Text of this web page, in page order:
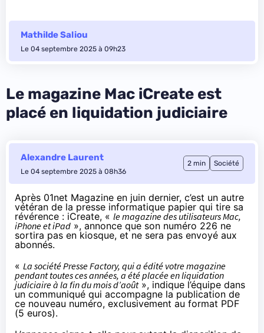
Mathilde Saliou
Le 04 septembre 2025 à 09h23
Le magazine Mac iCreate est
placé en liquidation judiciaire
Alexandre Laurent
Le 04 septembre 2025 à 08h36
2 min Société
Après 01net Magazine en juin dernier, c’est un autre
vétéran de la presse informatique papier qui tire sa
révérence : iCreate, « le magazine des utilisateurs Mac,
iPhone et iPad », annonce que son numéro 226 ne
sortira pas en kiosque, et ne sera pas envoyé aux
abonnés.
« La société Presse Factory, qui a édité votre magazine
pendant toutes ces années, a été placée en liquidation
judiciaire à la fin du mois d’août», indique l’équipe dans
un communiqué qui accompagne la publication de
ce nouveau numéro, exclusivement au format PDF
(5 euros).